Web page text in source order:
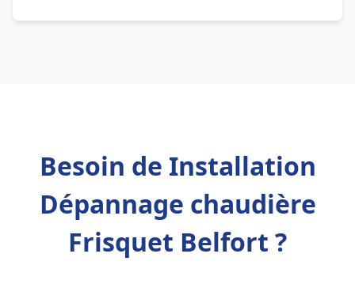
Besoin de Installation
Dépannage chaudière
Frisquet Belfort ?